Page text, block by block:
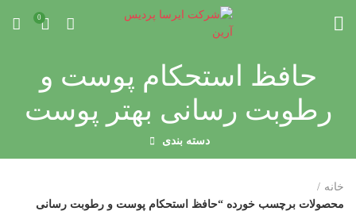
0
حافظ استحکام پوست و
رطوبت رسانی بهتر پوست
دسته بندی
خانه
محصولات برچسب خورده “حافظ استحکام پوست و رطوبت رسانی